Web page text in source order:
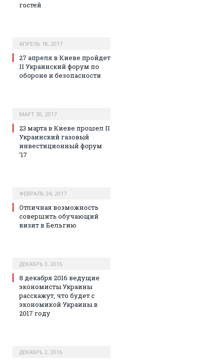
гостей
АПРЕЛЬ 18, 2017
27 апреля в Киеве пройдет
II Украинский форум по
обороне и безопасности
МАРТ 30, 2017
23 марта в Киеве прошел II
Украинский газовый
инвестиционный форум
’17
ФЕВРАЛЬ 24, 2017
Отличная возможность
совершить обучающий
визит в Бельгию
ДЕКАБРЬ 3, 2016
8 декабря 2016 ведущие
экономисты Украины
расскажут, что будет с
экономикой Украины в
2017 году
ДЕКАБРЬ 2, 2016